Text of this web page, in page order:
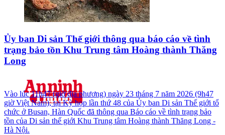
Ủy ban Di sản Thế giới thông qua báo cáo về tình
trạng bảo tồn Khu Trung tâm Hoàng thành Thăng
Long
Vào lúc 11h47 (giờ địa phương) ngày 23 tháng 7 năm 2026 (9h47
giờ Việt Nam), tại Kỳ họp lần thứ 48 của Ủy ban Di sản Thế giới tổ
chức ở Busan, Hàn Quốc đã thông qua Báo cáo về tình trạng bảo
tồn của Di sản thế giới Khu Trung tâm Hoàng thành Thăng Long -
Hà Nội.